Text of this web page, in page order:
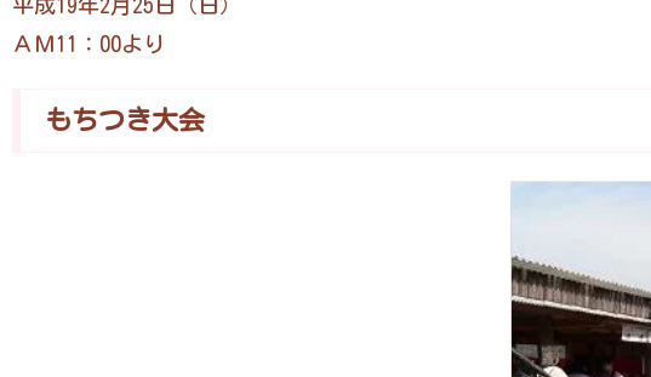
平成19年2月25日（日）
ＡＭ11：00より
もちつき大会